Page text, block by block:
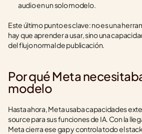
audio en un solo modelo.
Este último punto es clave: no es una
hay que aprender a usar, sino una
del flujo normal de publicación.
Por qué Meta
modelo
Hasta ahora, Meta usaba capacidades
source para sus funciones de IA. Con la
Meta cierra ese gap y controla todo el